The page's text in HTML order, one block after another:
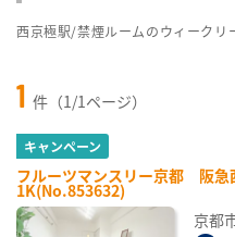
1 件（1/1ページ）
キャンペーン
フルーツマンスリー京都 阪急
1K(No.853632)
京都